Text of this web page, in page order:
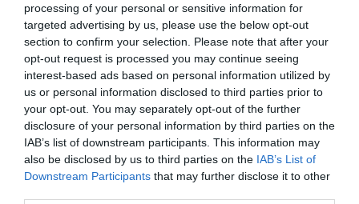
processing of your personal or sensitive information for
targeted advertising by us, please use the below opt-out
section to confirm your selection. Please note that after your
opt-out request is processed you may continue seeing
interest-based ads based on personal information utilized by
us or personal information disclosed to third parties prior to
your opt-out. You may separately opt-out of the further
disclosure of your personal information by third parties on the
IAB’s list of downstream participants. This information may
also be disclosed by us to third parties on the IAB’s List of
Downstream Participants that may further disclose it to other
Marcelo Gullo: “El trabajo de desmitificar la
historia, de poner la verdadera, de
desmontar la falsificación, es un trabajo
cristiano"
por Hispanidad
Artículos anteriores
DIARIO DE LA CORRUPCIÓN SANCHISTA